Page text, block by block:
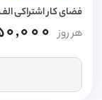
فضای کار اشتراکی
هر روز